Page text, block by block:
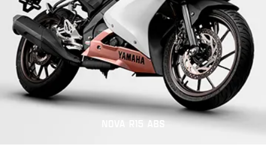
NOVA R15 ABS